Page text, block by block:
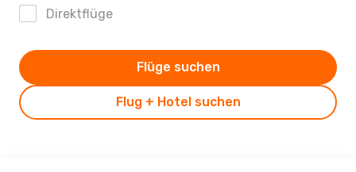
Direktflüge
Flug + Hotel suchen
Flüge suchen